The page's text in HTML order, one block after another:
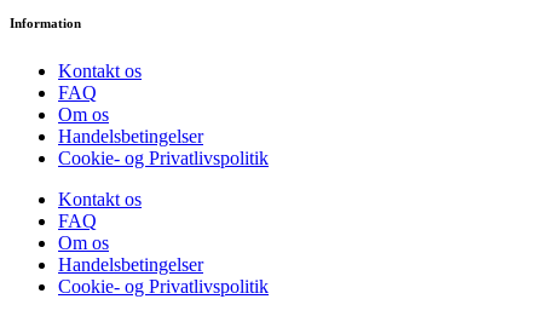
Information
Kontakt os
FAQ
Om os
Handelsbetingelser
Cookie- og Privatlivspolitik
Kontakt os
FAQ
Om os
Handelsbetingelser
Cookie- og Privatlivspolitik